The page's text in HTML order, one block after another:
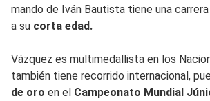
mando de Iván Bautista tiene una
a su corta edad.
Vázquez es multimedallista en los
también tiene recorrido internacional,
de oro en el Campeonato Mundial